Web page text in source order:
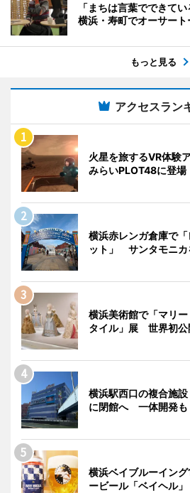
「まちは言葉でできて
横浜・寿町でオーサート
もっと見る
アクセスラン
火星を旅するVR体験
みらいPLOT48に登場
横浜赤レンガ倉庫で
ット」 サンタモニ
横浜美術館で「マリ
タイル」展 世界初公
横浜駅西口の複合施
に閉館へ 一体開発も
横浜ベイブルーイン
ービール「ベイヘル」